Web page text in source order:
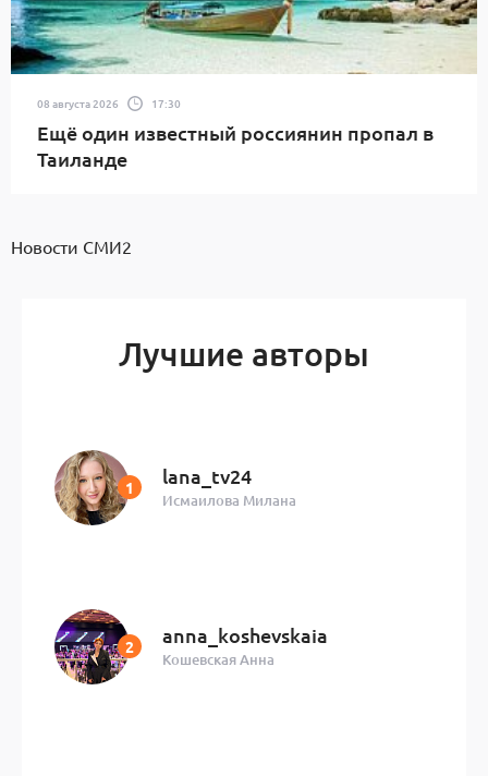
08 августа 2026 17:30
Ещё один известный россиянин пропал в
Таиланде
Новости СМИ2
Лучшие авторы
lana_tv24
Исмаилова Милана
anna_koshevskaia
Кошевская Анна